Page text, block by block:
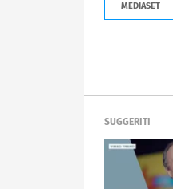
MEDIASET
SUGGERITI